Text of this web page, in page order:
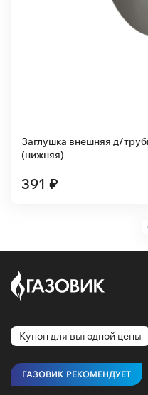
Заглушка внешняя д/
(нижняя)
391 ₽
Купон для выгодной цены
ГАЗОВИК РЕКОМЕНДУЕТ